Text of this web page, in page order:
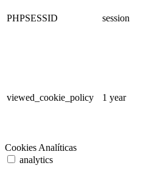
PHPSESSID session
viewed_cookie_policy 1 year
Cookies Analíticas
analytics